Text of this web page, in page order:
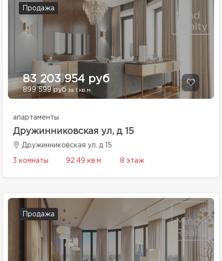
Продажа
83 203 954 руб
899 599 руб за 1 кв.м.
апартаменты
Дружинниковская ул, д 15
Дружинниковская ул, д 15
3 комнаты 92.49 кв.м. 8 этаж
Продажа